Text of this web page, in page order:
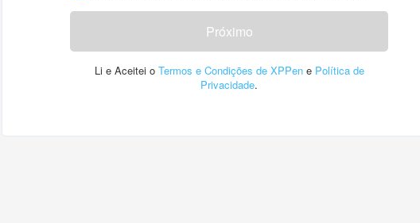
Próximo
Li e Aceitei o Termos e Condições de XPPene Política de
Privacidade.